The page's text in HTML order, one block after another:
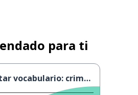
para ti
vocabulario: crimen